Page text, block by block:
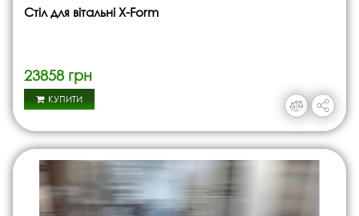
Стіл для вітальні X-Form
23858 грн
КУПИТИ